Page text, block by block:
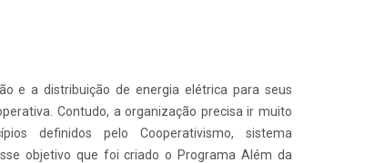
e a distribuição de energia elétrica para seus
Contudo, a organização precisa ir muito
definidos pelo Cooperativismo, sistema
objetivo que foi criado o Programa Além da